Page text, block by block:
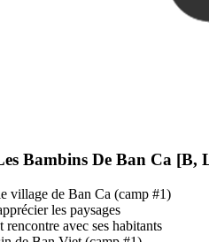
Bambins De Ban Ca [B,
village de Ban Ca (camp #1)
les paysages
avec ses habitants